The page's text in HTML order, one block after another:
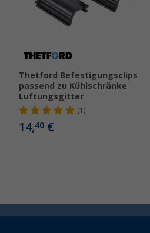
Thetford Befestigungsclips
passend zu Kühlschränke
Luftungsgitter
(1)
14,40€